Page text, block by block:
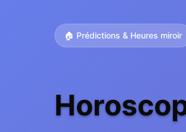
🏠 Prédictions & Heures miroir